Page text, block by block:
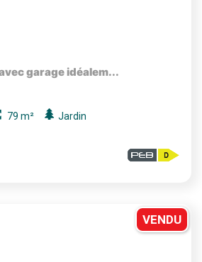
garage idéalem...
79 m²
Jardin
VENDU